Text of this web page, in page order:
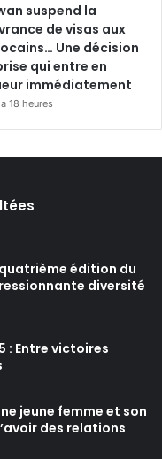
suspend la
de visas aux
Une décision
qui entre en
immédiatement
18 heures
édition du
diversité
: Entre victoires
jeune femme et son
des relations